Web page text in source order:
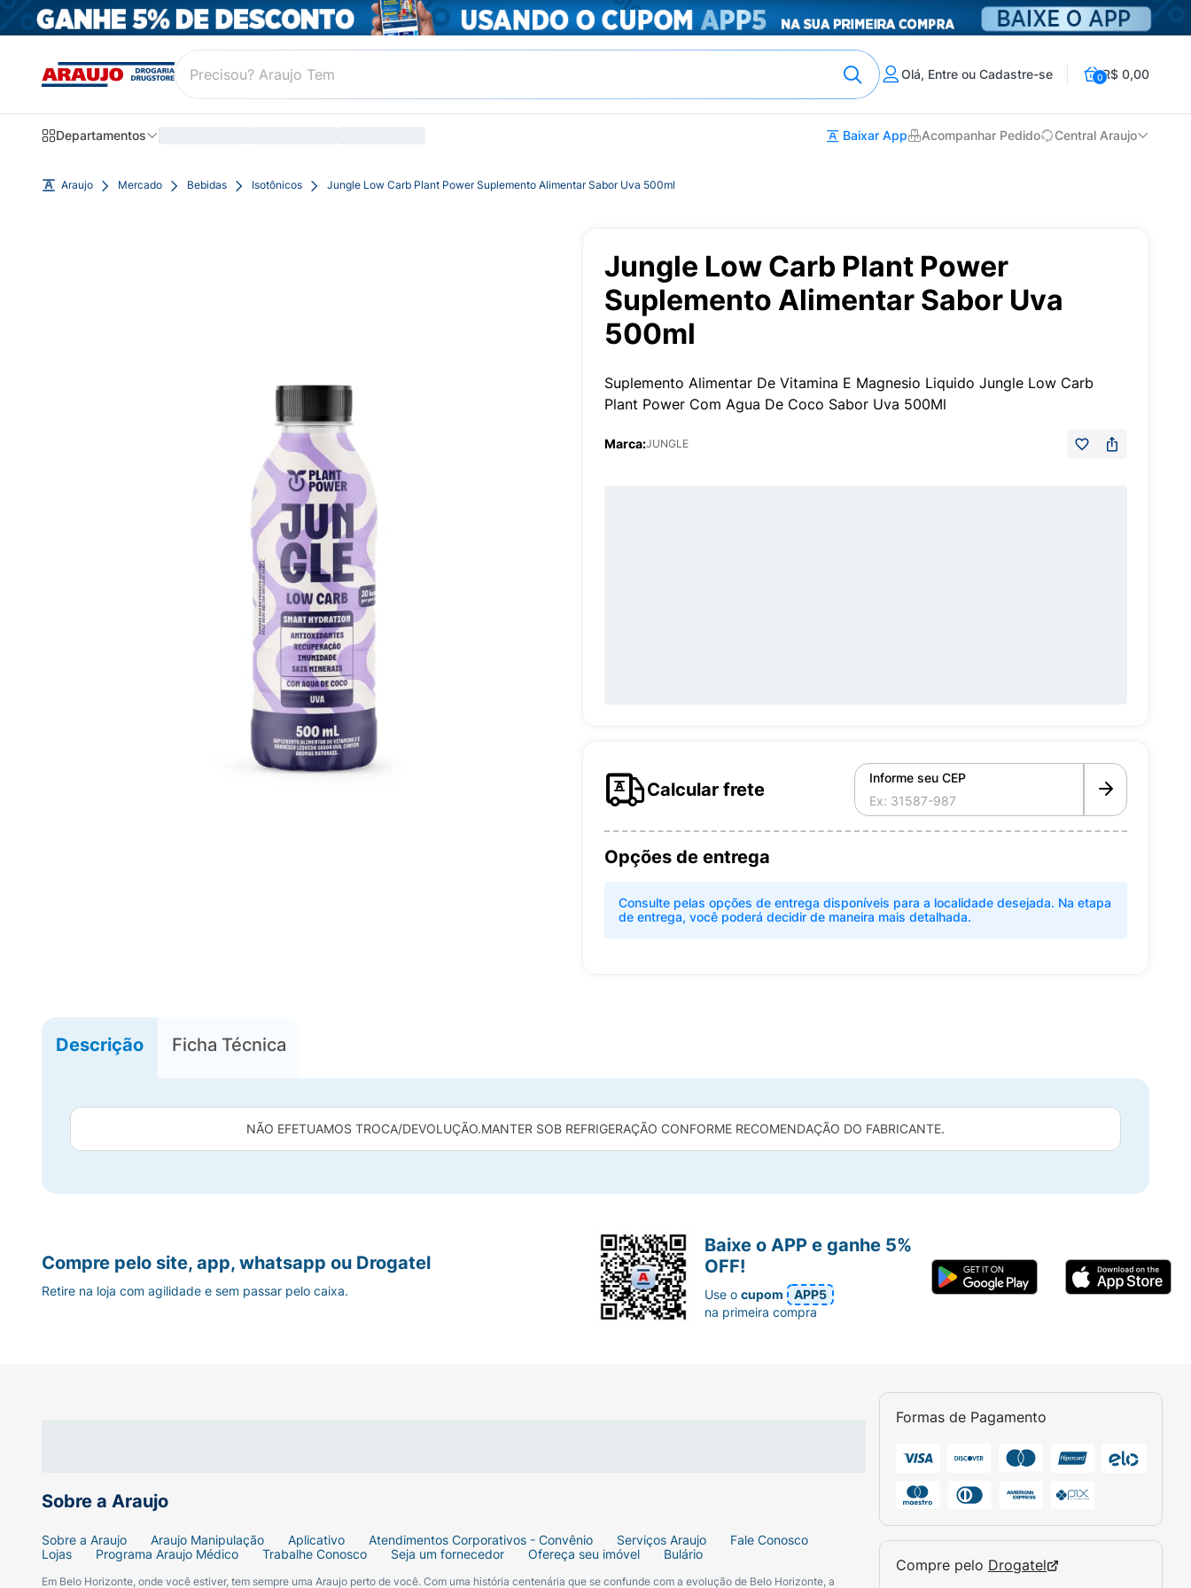
Olá, Entre ou Cadastre-se 0R$ 0,00
Departamentos Baixar App Acompanhar Pedido Central Araujo
Araujo Mercado Bebidas Isotônicos Jungle Low Carb Plant Power Suplemento Alimentar Sabor Uva 500ml
Jungle Low Carb Plant Power
Suplemento Alimentar Sabor Uva
500ml
Suplemento Alimentar De Vitamina E Magnesio Liquido Jungle Low Carb
Plant Power Com Agua De Coco Sabor Uva 500Ml
Marca:JUNGLE
Calcular frete
Informe seu CEP
Opções de entrega
Consulte pelas opções de entrega disponíveis para a localidade desejada. Na etapa
de entrega, você poderá decidir de maneira mais detalhada.
Descrição Ficha Técnica
NÃO EFETUAMOS TROCA/DEVOLUÇÃO.MANTER SOB REFRIGERAÇÃO CONFORME RECOMENDAÇÃO DO FABRICANTE.
Sobre a Araujo
Sobre a Araujo Araujo Manipulação Aplicativo Atendimentos Corporativos - Convênio Serviços Araujo
Fale Conosco
Lojas
Programa Araujo Médico Trabalhe Conosco Seja um fornecedor Ofereça seu imóvel Bulário
Em Belo Horizonte, onde você estiver, tem sempre uma Araujo perto de você. Com uma história centenária que se confunde com a evolução de Belo Horizonte, a
Formas de Pagamento
Compre pelo Drogatel
Compre pelo site, app, whatsapp ou Drogatel
Retire na loja com agilidade e sem passar pelo caixa.
Baixe o APP e ganhe 5%
OFF!
Use ocupom
APP5
na primeira compra